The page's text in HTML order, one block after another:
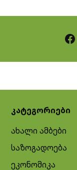
Facebook
კატეგორიები
ახალი ამბები
საზოგადოება
ეკონომიკა